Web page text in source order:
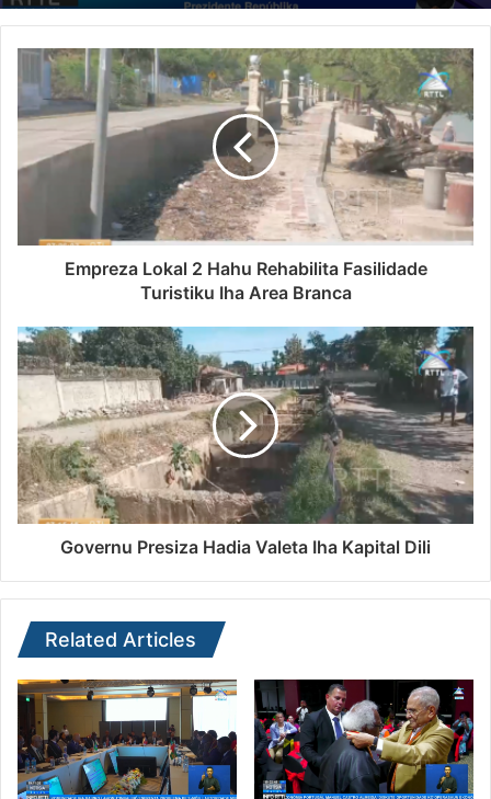
Empreza Lokal 2 Hahu Rehabilita Fasilidade
Turistiku Iha Area Branca
Governu Presiza Hadia Valeta Iha Kapital Dili
Related Articles